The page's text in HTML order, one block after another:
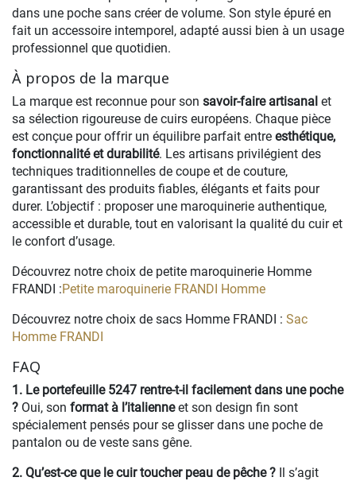
dans une poche sans créer de volume. Son style épuré en
fait un accessoire intemporel, adapté aussi bien à un usage
professionnel que quotidien.
À propos de la marque
La marque est reconnue pour son savoir-faire artisanal et
sa sélection rigoureuse de cuirs européens. Chaque pièce
est conçue pour offrir un équilibre parfait entre esthétique,
fonctionnalité et durabilité. Les artisans privilégient des
techniques traditionnelles de coupe et de couture,
garantissant des produits fiables, élégants et faits pour
durer. L’objectif : proposer une maroquinerie authentique,
accessible et durable, tout en valorisant la qualité du cuir et
le confort d’usage.
Découvrez notre choix de petite maroquinerie Homme
FRANDI :Petite maroquinerie FRANDI Homme
Découvrez notre choix de sacs Homme FRANDI : Sac
Homme FRANDI
FAQ
1. Le portefeuille 5247 rentre-t-il facilement dans une poche
? Oui, son format à l’italienneet son design fin sont
spécialement pensés pour se glisser dans une poche de
pantalon ou de veste sans gêne.
2. Qu’est-ce que le cuir toucher peau de pêche ? Il s’agit